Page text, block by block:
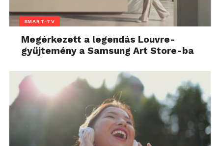
SMART-TV
Megérkezett a legendás Louvre-
gyűjtemény a Samsung Art Store-ba